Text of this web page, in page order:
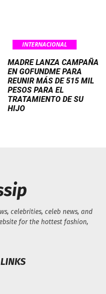
INTERNACIONAL
MADRE LANZA CAMPAÑA
EN GOFUNDME PARA
REUNIR MÁS DE 515 MIL
PESOS PARA EL
TRATAMIENTO DE SU
HIJO
celebrities, celeb news, and
for the hottest fashion,